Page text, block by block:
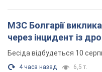
МЗС Болгарії
через інцидент із
Бесіда відбудеться 10
4 часа назад 6,5 т.